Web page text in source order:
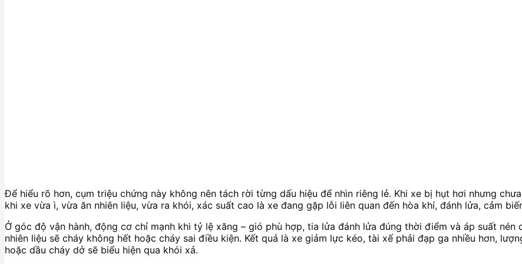
Để hiểu rõ hơn, cụm triệu chứng này không nên tách rời từng dấu hiệu để nhìn riêng lẻ. Khi xe bị hụt hơi nhưng
khi xe vừa ì, vừa ăn nhiên liệu, vừa ra khói, xác suất cao là xe đang gặp lỗi liên quan đến hòa khí, đánh lửa, cảm
Ở góc độ vận hành, động cơ chỉ mạnh khi tỷ lệ xăng – gió phù hợp, tia lửa đánh lửa đúng thời điểm và áp suất
nhiên liệu sẽ cháy không hết hoặc cháy sai điều kiện. Kết quả là xe giảm lực kéo, tài xế phải đạp ga nhiều hơn,
hoặc dầu cháy dở sẽ biểu hiện qua khói xả.